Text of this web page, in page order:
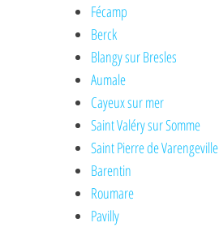
Fécamp
Berck
Blangy sur Bresles
Aumale
Cayeux sur mer
Saint Valéry sur Somme
Saint Pierre de Varengeville
Barentin
Roumare
Pavilly